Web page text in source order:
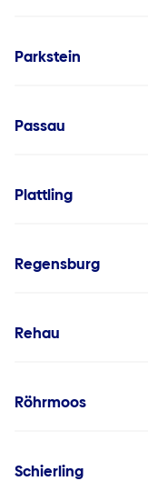
Parkstein
Passau
Plattling
Regensburg
Rehau
Röhrmoos
Schierling